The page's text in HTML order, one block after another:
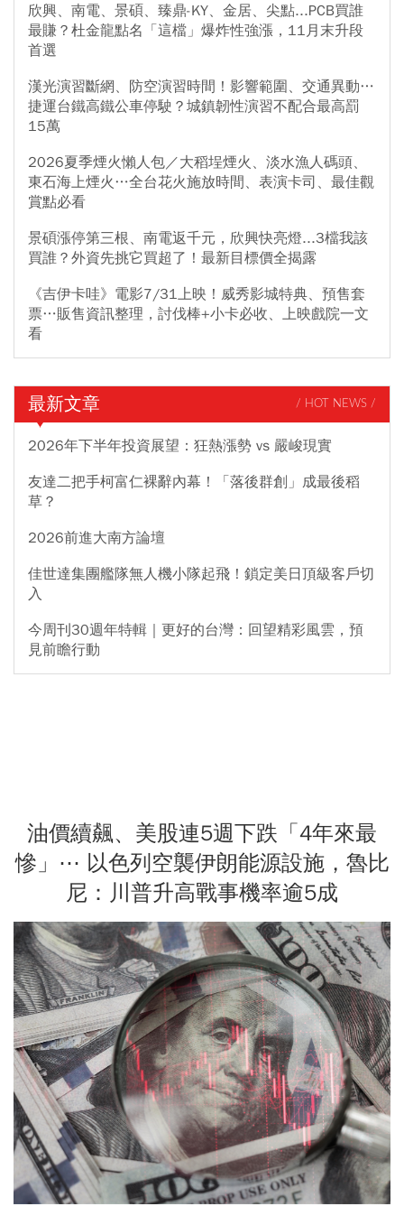
欣興、南電、景碩、臻鼎-KY、金居、尖點...PCB買誰
最賺？杜金龍點名「這檔」爆炸性強漲，11月末升段
首選
漢光演習斷網、防空演習時間！影響範圍、交通異動…
捷運台鐵高鐵公車停駛？城鎮韌性演習不配合最高罰
15萬
2026夏季煙火懶人包／大稻埕煙火、淡水漁人碼頭、
東石海上煙火…全台花火施放時間、表演卡司、最佳觀
賞點必看
景碩漲停第三根、南電返千元，欣興快亮燈...3檔我該
買誰？外資先挑它買超了！最新目標價全揭露
《吉伊卡哇》電影7/31上映！威秀影城特典、預售套
票…販售資訊整理，討伐棒+小卡必收、上映戲院一文
看
最新文章 / HOT NEWS /
2026年下半年投資展望：狂熱漲勢 vs 嚴峻現實
友達二把手柯富仁裸辭內幕！「落後群創」成最後稻
草？
2026前進大南方論壇
佳世達集團艦隊無人機小隊起飛！鎖定美日頂級客戶切
入
今周刊30週年特輯｜更好的台灣：回望精彩風雲，預
見前瞻行動
油價續飆、美股連5週下跌「4年來最
慘」⋯ 以色列空襲伊朗能源設施，魯比
尼：川普升高戰事機率逾5成